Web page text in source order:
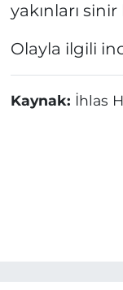
yakınları
Olayla ilgili
Kaynak: İhlas